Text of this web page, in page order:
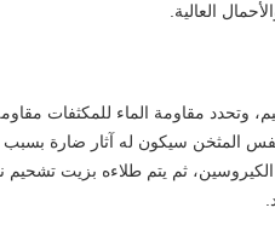
العالية.
وتحدد مقاومة الماء للمكثفات
المثخن سيكون له آثار ضارة
الكيروسين، ثم يتم طلاءه بزيت